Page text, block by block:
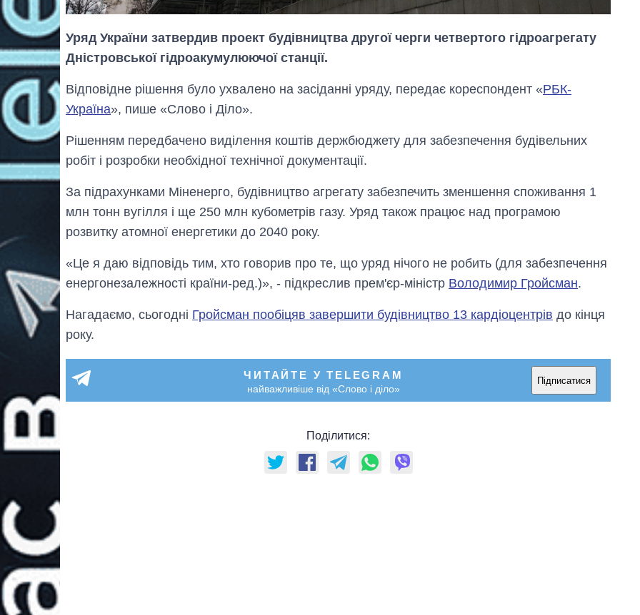
Уряд України затвердив проект будівництва другої черги четвертого гідроагрегату
Дністровської гідроакумулюючої станції.
Відповідне рішення було ухвалено на засіданні уряду, передає кореспондент «РБК-
Україна», пише «Слово і Діло».
Рішенням передбачено виділення коштів держбюджету для забезпечення будівельних
робіт і розробки необхідної технічної документації.
За підрахунками Міненерго, будівництво агрегату забезпечить зменшення споживання 1
млн тонн вугілля і ще 250 млн кубометрів газу. Уряд також працює над програмою
розвитку атомної енергетики до 2040 року.
«Це я даю відповідь тим, хто говорив про те, що уряд нічого не робить (для забезпечення
енергонезалежності країни-ред.)», - підкреслив прем'єр-міністр Володимир Гройсман.
Нагадаємо, сьогодні Гройсман пообіцяв завершити будівництво 13 кардіоцентрів до кінця
року.
ЧИТАЙТЕ У TELEGRAM
найважливіше від «Слово і діло»
Підписатися
Поділитися:
Як зросли тарифи
на холодну воду у
початок серпня